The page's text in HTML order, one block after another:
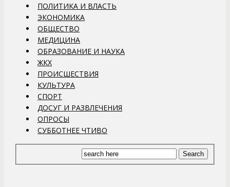
ПОЛИТИКА И ВЛАСТЬ
ЭКОНОМИКА
ОБЩЕСТВО
МЕДИЦИНА
ОБРАЗОВАНИЕ И НАУКА
ЖКХ
ПРОИСШЕСТВИЯ
КУЛЬТУРА
СПОРТ
ДОСУГ И РАЗВЛЕЧЕНИЯ
ОПРОСЫ
СУББОТНЕЕ ЧТИВО